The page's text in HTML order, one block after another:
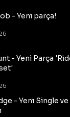
- Yeni parça!
- Yeni Parça
- Yeni Single